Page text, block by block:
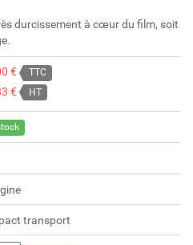
durcissement à cœur du film, soit
€ TTC
€ HT